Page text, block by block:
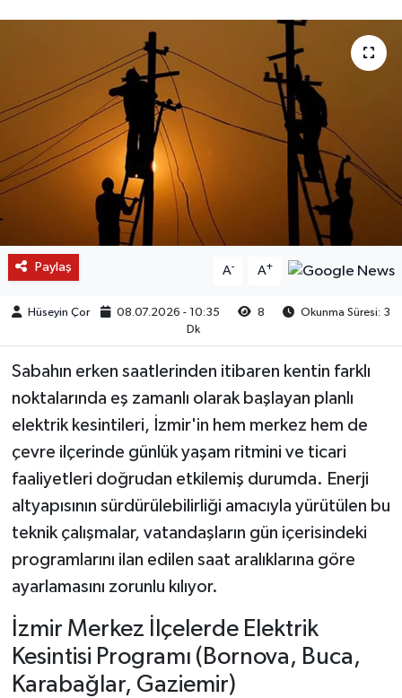
Paylaş A- A+
Hüseyin Çor 08.07.2026 - 10:35 8
Okunma Süresi: 3
Dk
Sabahın erken saatlerinden itibaren kentin farklı
noktalarında eş zamanlı olarak başlayan planlı
elektrik kesintileri, İzmir'in hem merkez hem de
çevre ilçerinde günlük yaşam ritmini ve ticari
faaliyetleri doğrudan etkilemiş durumda. Enerji
altyapısının sürdürülebilirliği amacıyla yürütülen bu
teknik çalışmalar, vatandaşların gün içerisindeki
programlarını ilan edilen saat aralıklarına göre
ayarlamasını zorunlu kılıyor.
İzmir Merkez İlçelerde Elektrik
Kesintisi Programı (Bornova, Buca,
Karabağlar, Gaziemir)